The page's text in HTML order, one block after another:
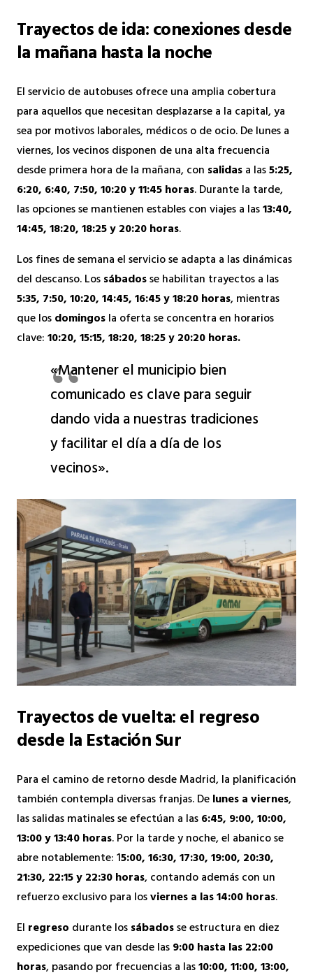
Trayectos de ida: conexiones desde
la mañana hasta la noche
El servicio de autobuses ofrece una amplia cobertura
para aquellos que necesitan desplazarse a la capital, ya
sea por motivos laborales, médicos o de ocio. De lunes a
viernes, los vecinos disponen de una alta frecuencia
desde primera hora de la mañana, con salidasa las5:25,
6:20, 6:40, 7:50, 10:20 y 11:45 horas. Durante la tarde,
las opciones se mantienen estables con viajes a las13:40,
14:45, 18:20, 18:25 y 20:20 horas.
Los fines de semana el servicio se adapta a las dinámicas
del descanso. Lossábadosse habilitan trayectos a las
5:35, 7:50, 10:20, 14:45, 16:45 y 18:20 horas, mientras
que losdomingosla oferta se concentra en horarios
clave:10:20, 15:15, 18:20, 18:25 y 20:20 horas.
«Mantener el municipio bien
comunicado es clave para seguir
dando vida a nuestras tradiciones
y facilitar el día a día de los
vecinos».
Trayectos de vuelta: el regreso
desde la Estación Sur
Para el camino de retorno desde Madrid, la planificación
también contempla diversas franjas. Delunes a viernes,
las salidas matinales se efectúan a las6:45, 9:00, 10:00,
13:00 y 13:40 horas. Por la tarde y noche, el abanico se
abre notablemente: 15:00, 16:30, 17:30, 19:00, 20:30,
21:30, 22:15 y 22:30 horas, contando además con un
refuerzo exclusivo para losviernes a las 14:00 horas.
El regreso durante lossábadosse estructura en diez
expediciones que van desde las9:00 hasta las 22:00
horas, pasando por frecuencias a las10:00, 11:00, 13:00,